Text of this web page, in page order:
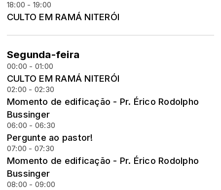
18:00 - 19:00
CULTO EM RAMÁ NITERÓI
Segunda-feira
00:00 - 01:00
CULTO EM RAMÁ NITERÓI
02:00 - 02:30
Momento de edificação - Pr. Érico Rodolpho
Bussinger
06:00 - 06:30
Pergunte ao pastor!
07:00 - 07:30
Momento de edificação - Pr. Érico Rodolpho
Bussinger
08:00 - 09:00